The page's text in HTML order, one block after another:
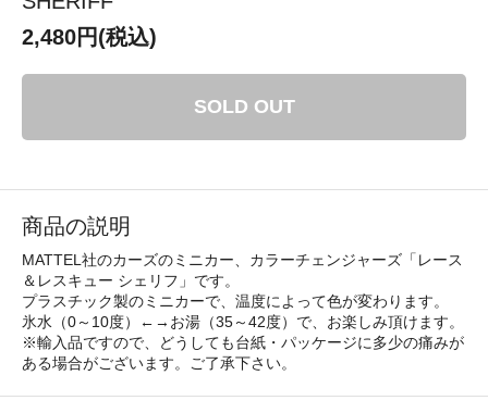
2,480円(税込)
SOLD OUT
商品の説明
MATTEL社のカーズのミニカー、カラーチェンジャーズ「レース
＆レスキュー シェリフ」です。
プラスチック製のミニカーで、温度によって色が変わります。
氷水（0～10度）←→お湯（35～42度）で、お楽しみ頂けます。
※輸入品ですので、どうしても台紙・パッケージに多少の痛みが
ある場合がございます。ご了承下さい。